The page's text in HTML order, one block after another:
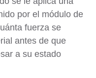
por el módulo de
fuerza se
antes de que
a su estado